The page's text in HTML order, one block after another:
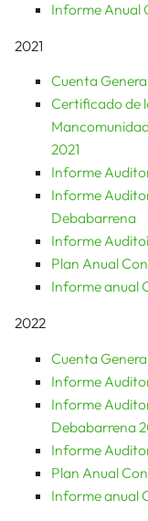
Informe Anual
2021
Cuenta
Certificado de
M
2021
Informe
Informe
Debabarrena
Informe
Plan Anual
Informe anual
2022
Cuenta
Informe
Informe
Debabarrena
Informe
Plan Anual
Informe anual